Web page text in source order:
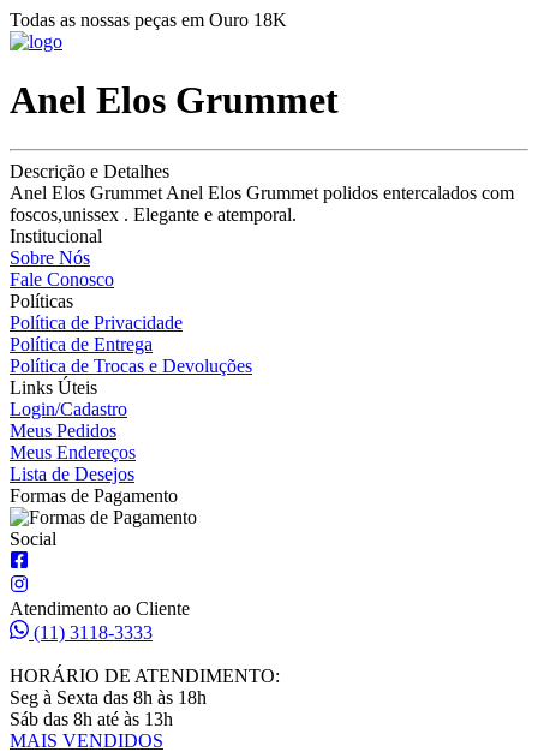
Todas as nossas peças em Ouro 18K
Anel Elos Grummet
Descrição e Detalhes
Anel Elos Grummet Anel Elos Grummet polidos entercalados com
foscos,unissex . Elegante e atemporal.
Institucional
Sobre Nós
Fale Conosco
Políticas
Política de Privacidade
Política de Entrega
Política de Trocas e Devoluções
Links Úteis
Login/Cadastro
Meus Pedidos
Meus Endereços
Lista de Desejos
Formas de Pagamento
Social
Atendimento ao Cliente
(11) 3118-3333
HORÁRIO DE ATENDIMENTO:
Seg à Sexta das 8h às 18h
Sáb das 8h até às 13h
MAIS VENDIDOS